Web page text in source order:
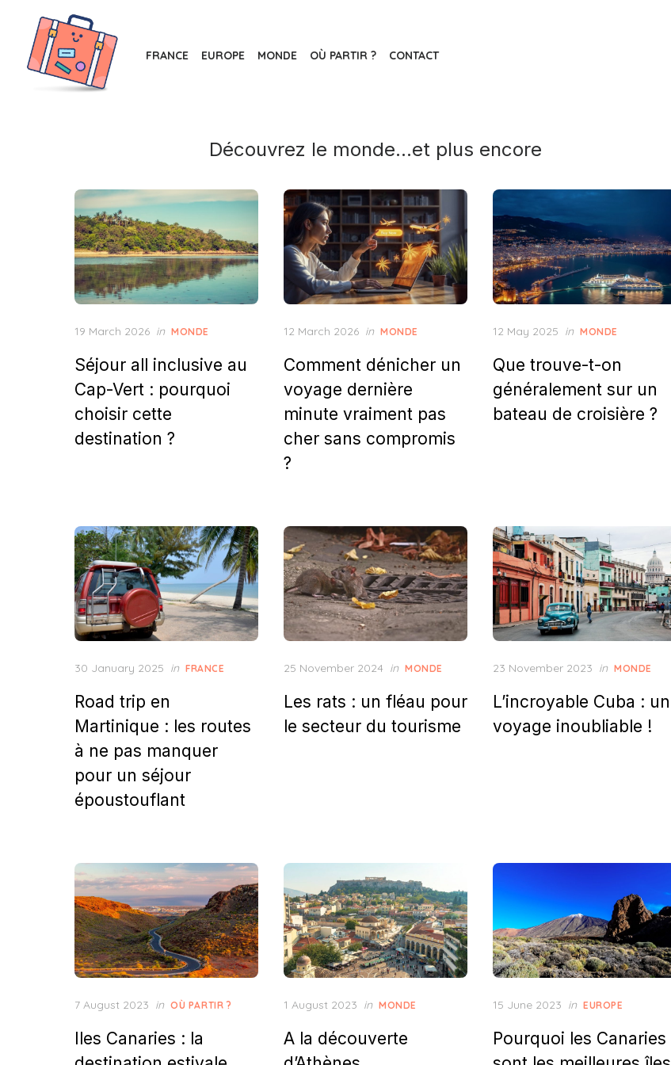
content
FRANCE EUROPE MONDE OÙ PARTIR ? CONTACT
Découvrez le monde...et plus encore
Posted
19 March 2026 in MONDE
Séjour all inclusive au
Cap-Vert : pourquoi
choisir cette
destination ?
Posted
12 March 2026 in MONDE
Comment dénicher un
voyage dernière
minute vraiment pas
cher sans compromis
?
Posted
12 May 2025 in MONDE
Que trouve-t-on
généralement sur un
bateau de croisière ?
Posted
30 January 2025 in FRANCE
Road trip en
Martinique : les routes
à ne pas manquer
pour un séjour
époustouflant
Posted
25 November 2024 in MONDE
Les rats : un fléau pour
le secteur du tourisme
Posted
23 November 2023 in MONDE
L’incroyable Cuba : un
voyage inoubliable !
Posted
7 August 2023 in OÙ PARTIR ?
Iles Canaries : la
Posted
1 August 2023 in MONDE
A la découverte
Posted
15 June 2023 in EUROPE
Pourquoi les Canaries